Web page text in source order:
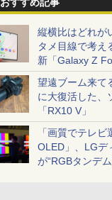
縦横比はどれが
タメ目線で考え
新「Galaxy Z
望遠ブーム来て
に大復活した、
「RX10 V」
「画質でテレビ
OLED」、LGデ
が“RGBタンデ